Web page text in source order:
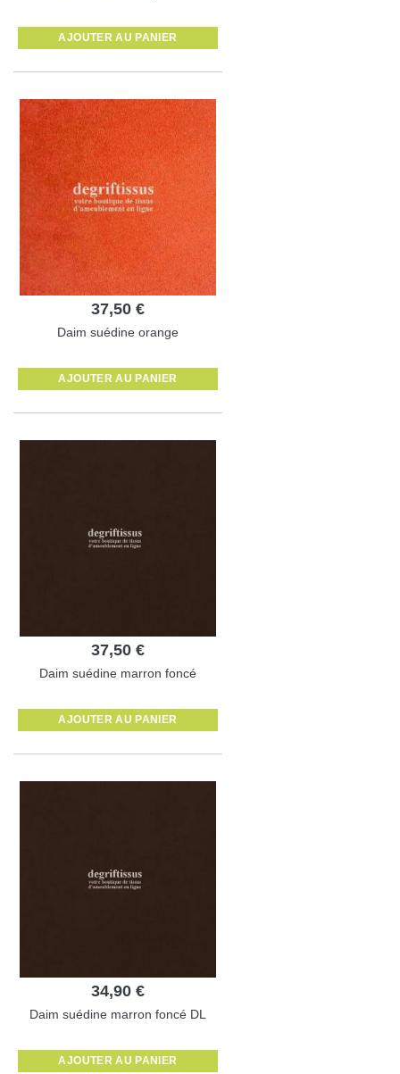
AJOUTER AU PANIER
37,50 €
Daim suédine orange
AJOUTER AU PANIER
37,50 €
Daim suédine marron foncé
AJOUTER AU PANIER
34,90 €
Daim suédine marron foncé DL
AJOUTER AU PANIER